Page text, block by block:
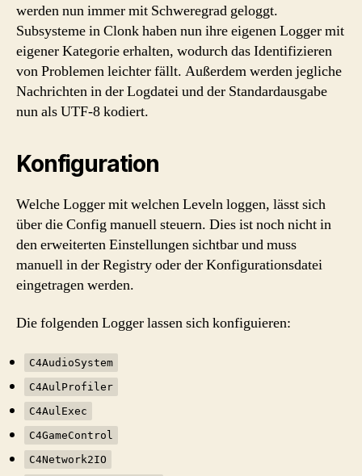
werden nun immer mit Schweregrad geloggt.
Subsysteme in Clonk haben nun ihre eigenen Logger mit
eigener Kategorie erhalten, wodurch das Identifizieren
von Problemen leichter fällt. Außerdem werden jegliche
Nachrichten in der Logdatei und der Standardausgabe
nun als UTF-8 kodiert.
Konfiguration
Welche Logger mit welchen Leveln loggen, lässt sich
über die Config manuell steuern. Dies ist noch nicht in
den erweiterten Einstellungen sichtbar und muss
manuell in der Registry oder der Konfigurationsdatei
eingetragen werden.
Die folgenden Logger lassen sich konfiguieren:
C4AudioSystem
C4AulProfiler
C4AulExec
C4GameControl
C4Network2IO